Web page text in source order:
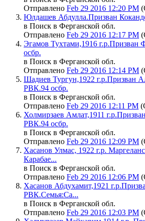
Отправлено Feb 29 2016 12:20 PM
Юлдашев Абдулла.Призван
в Поиск в Ферганской обл.
Отправлено Feb 29 2016 12:17 PM
Эгамов Тухтами,1916 г.р.Призван
осбр.
в Поиск в Ферганской обл.
Отправлено Feb 29 2016 12:14 PM
Шадиев Тургун,1922 г.р.Призван
РВК.94 осбр.
в Поиск в Ферганской обл.
Отправлено Feb 29 2016 12:11 PM
Холмирзаев Амлат,1911
РВК.94 осбр.
в Поиск в Ферганской обл.
Отправлено Feb 29 2016 12:09 PM
Хасанов Улмас, 1922 г.р.
Карабае...
в Поиск в Ферганской обл.
Отправлено Feb 29 2016 12:06 PM
Хасанов Абдухамит,1921
РВК.Семья:Са...
в Поиск в Ферганской обл.
Отправлено Feb 29 2016 12:03 PM